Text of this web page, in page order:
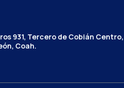
931, Tercero de Cobián Centro,
Coah.